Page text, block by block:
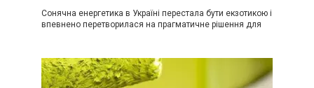
Сонячна енергетика в Україні перестала бути екзотикою і
впевнено перетворилася на прагматичне рішення для